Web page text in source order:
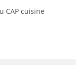
CAP cuisine